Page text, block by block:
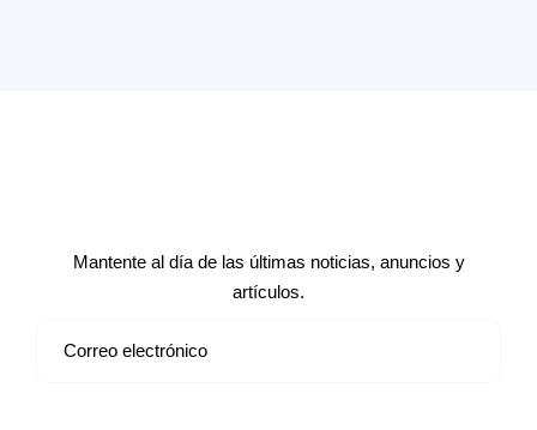
Mantente al día de las últimas noticias, anuncios y
artículos.